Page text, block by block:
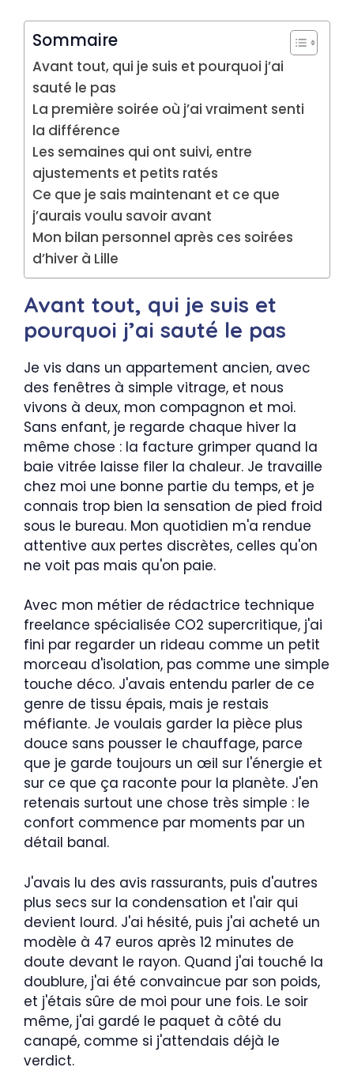
Sommaire
Avant tout, qui je suis et pourquoi j’ai
sauté le pas
La première soirée où j’ai vraiment senti
la différence
Les semaines qui ont suivi, entre
ajustements et petits ratés
Ce que je sais maintenant et ce que
j’aurais voulu savoir avant
Mon bilan personnel après ces soirées
d’hiver à Lille
Avant tout, qui je suis et
pourquoi j’ai sauté le pas
Je vis dans un appartement ancien, avec
des fenêtres à simple vitrage, et nous
vivons à deux, mon compagnon et moi.
Sans enfant, je regarde chaque hiver la
même chose : la facture grimper quand la
baie vitrée laisse filer la chaleur. Je travaille
chez moi une bonne partie du temps, et je
connais trop bien la sensation de pied froid
sous le bureau. Mon quotidien m'a rendue
attentive aux pertes discrètes, celles qu'on
ne voit pas mais qu'on paie.
Avec mon métier de rédactrice technique
freelance spécialisée CO2 supercritique, j'ai
fini par regarder un rideau comme un petit
morceau d'isolation, pas comme une simple
touche déco. J'avais entendu parler de ce
genre de tissu épais, mais je restais
méfiante. Je voulais garder la pièce plus
douce sans pousser le chauffage, parce
que je garde toujours un œil sur l'énergie et
sur ce que ça raconte pour la planète. J'en
retenais surtout une chose très simple : le
confort commence par moments par un
détail banal.
J'avais lu des avis rassurants, puis d'autres
plus secs sur la condensation et l'air qui
devient lourd. J'ai hésité, puis j'ai acheté un
modèle à 47 euros après 12 minutes de
doute devant le rayon. Quand j'ai touché la
doublure, j'ai été convaincue par son poids,
et j'étais sûre de moi pour une fois. Le soir
même, j'ai gardé le paquet à côté du
canapé, comme si j'attendais déjà le
verdict.